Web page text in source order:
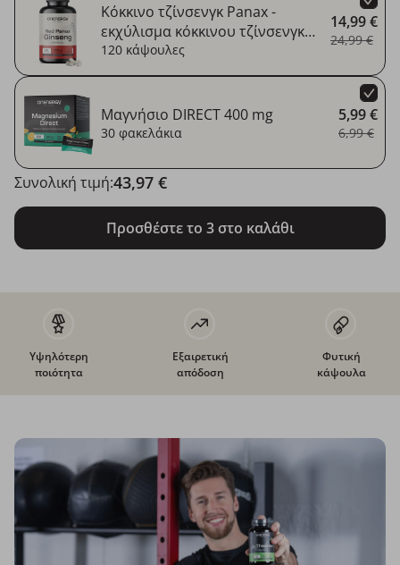
Κόκκινο τζίνσενγκ Panax -
εκχύλισμα κόκκινου τζίνσενγκ
1200 mg
120 κάψουλες
14,99 €
24,99 €
Μαγνήσιο DIRECT 400 mg
30 φακελάκια
5,99 €
6,99 €
Προσθέστε το 3 στο καλάθι
Συνολική τιμή:43,97 €
Υψηλότερη
ποιότητα
Εξαιρετική
απόδοση
Φυτική
κάψουλα